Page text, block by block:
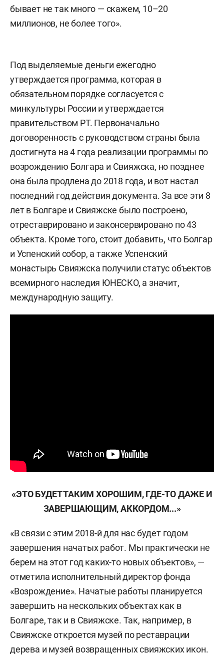
бывает не так много — скажем, 10–20
миллионов, не более того».
Под выделяемые деньги ежегодно
утверждается программа, которая в
обязательном порядке согласуется с
минкультуры России и утверждается
правительством РТ. Первоначально
договоренность с руководством страны была
достигнута на 4 года реализации программы по
возрождению Болгара и Свияжска, но позднее
она была продлена до 2018 года, и вот настал
последний год действия документа. За все эти 8
лет в Болгаре и Свияжске было построено,
отреставрировано и законсервировано по 43
объекта. Кроме того, стоит добавить, что Болгар
и Успенский собор, а также Успенский
монастырь Свияжска получили статус объектов
всемирного наследия ЮНЕСКО, а значит,
международную защиту.
«ЭТО БУДЕТ ТАКИМ ХОРОШИМ, ГДЕ-ТО ДАЖЕ И
ЗАВЕРШАЮЩИМ, АККОРДОМ...»
«В связи с этим 2018-й для нас будет годом
завершения начатых работ. Мы практически не
берем на этот год каких-то новых объектов», —
отметила исполнительный директор фонда
«Возрождение». Начатые работы планируется
завершить на нескольких объектах как в
Болгаре, так и в Свияжске. Так, например, в
Свияжске откроется музей по реставрации
дерева и музей возвращенных свияжских икон.